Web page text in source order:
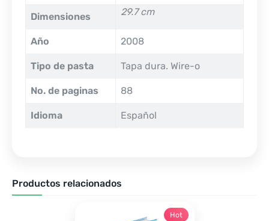
Dimensiones 29.7 cm
Año 2008
Tipo de pasta Tapa dura. Wire-o
No. de paginas 88
Idioma Español
Productos relacionados
Hot